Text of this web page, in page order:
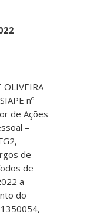
OLIVEIRA
nº
de Ações
–
de
de
a
do
1350054,